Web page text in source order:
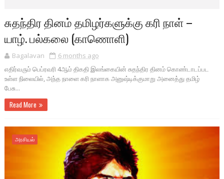
சுதந்திர தினம் தமிழர்களுக்கு கரி நாள் –
யாழ். பல்கலை (காணொளி)
Bagalavan
6 months ago
எதிர்வரும் பெப்ரவரி 4ஆம் திகதி இலங்கையின் சுதந்திர தினம் கொண்டாடப்பட
உள்ள நிலையில், அந்த நாளை கரி நாளாக அனுஷ்டிக்குமாறு அனைத்து தமிழ்
பேசு...
Read More
அரசியல்